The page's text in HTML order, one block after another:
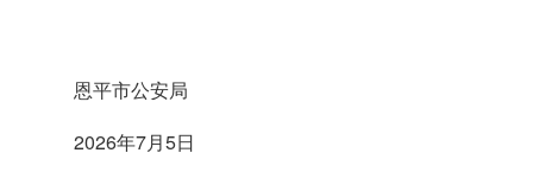
恩平市公安局
2026年7月5日